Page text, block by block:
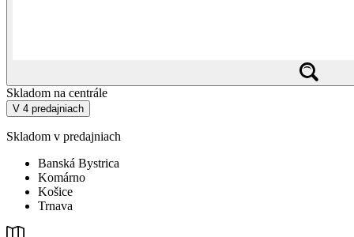
Skladom na centrále
V 4 predajniach
Skladom v predajniach
Banská Bystrica
Komárno
Košice
Trnava